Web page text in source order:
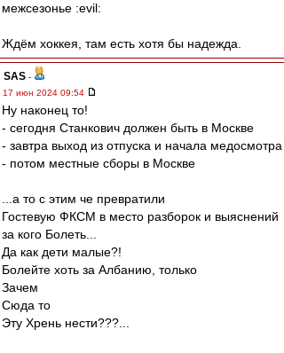
межсезонье :evil:
Ждём хоккея, там есть хотя бы надежда.
SAS -
17 июн 2024 09:54
Ну наконец то!
- сегодня Станкович должен быть в Москве
- завтра выход из отпуска и начала медосмотра
- потом местные сборы в Москве
...а то с этим че превратили
Гостевую ФКСМ в место разборок и выяснений
за кого Болеть...
Да как дети малые?!
Болейте хоть за Албанию, только
Зачем
Сюда то
Эту Хрень нести???...